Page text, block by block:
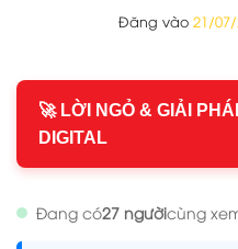
Đăng vào 21/
🚀 LỜI NGỎ & GIẢI
DIGITAL
Đang có27 ngườicùng